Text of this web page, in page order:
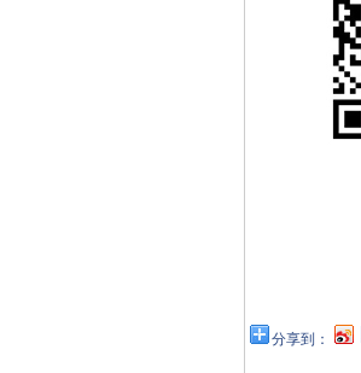
分享到：